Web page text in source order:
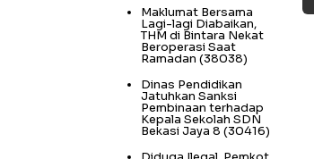
Maklumat Bersama
Lagi-lagi Diabaikan,
THM di Bintara Nekat
Beroperasi Saat
Ramadan (38038)
Dinas Pendidikan
Jatuhkan Sanksi
Pembinaan terhadap
Kepala Sekolah SDN
Bekasi Jaya 8 (30416)